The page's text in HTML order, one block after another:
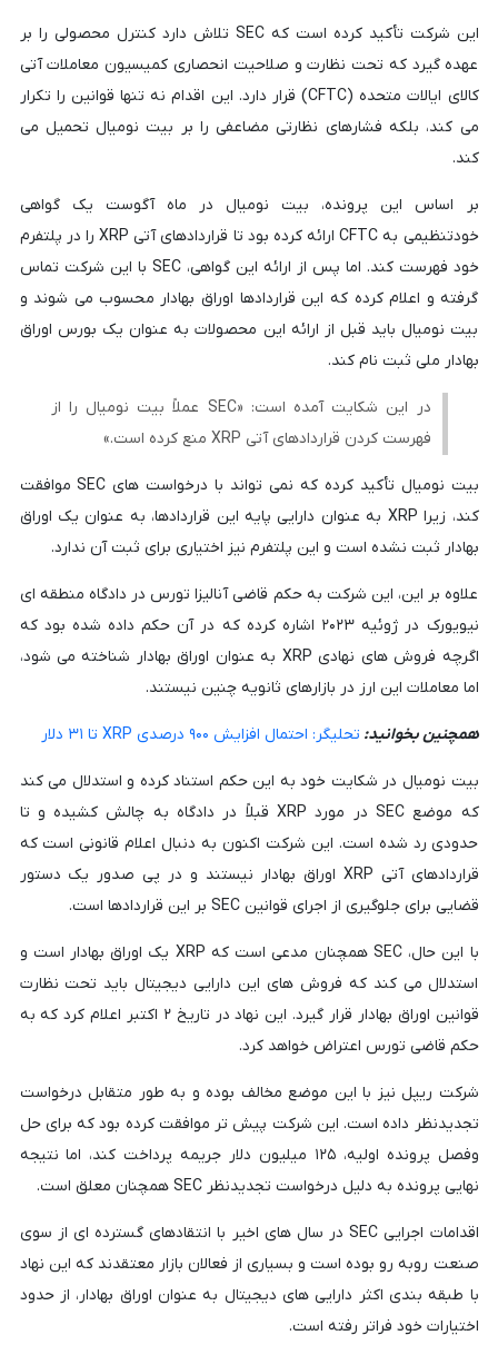
این شرکت تأکید کرده است که SEC تلاش دارد کنترل محصولی را بر
عهده گیرد که تحت نظارت و صلاحیت انحصاری کمیسیون معاملات آتی
کالای ایالات متحده (CFTC) قرار دارد. این اقدام نه تنها قوانین را تکرار
می کند، بلکه فشارهای نظارتی مضاعفی را بر بیت نومیال تحمیل می
کند.
بر اساس این پرونده، بیت نومیال در ماه آگوست یک گواهی
خودتنظیمی به CFTC ارائه کرده بود تا قراردادهای آتی XRP را در پلتفرم
خود فهرست کند. اما پس از ارائه این گواهی، SEC با این شرکت تماس
گرفته و اعلام کرده که این قراردادها اوراق بهادار محسوب می شوند و
بیت نومیال باید قبل از ارائه این محصولات به عنوان یک بورس اوراق
بهادار ملی ثبت نام کند.
در این شکایت آمده است: «SEC عملاً بیت نومیال را از
فهرست کردن قراردادهای آتی XRP منع کرده است.»
بیت نومیال تأکید کرده که نمی تواند با درخواست های SEC موافقت
کند، زیرا XRP به عنوان دارایی پایه این قراردادها، به عنوان یک اوراق
بهادار ثبت نشده است و این پلتفرم نیز اختیاری برای ثبت آن ندارد.
علاوه بر این، این شرکت به حکم قاضی آنالیزا تورس در دادگاه منطقه ای
نیویورک در ژوئیه ۲۰۲۳ اشاره کرده که در آن حکم داده شده بود که
اگرچه فروش های نهادی XRP به عنوان اوراق بهادار شناخته می شود،
اما معاملات این ارز در بازارهای ثانویه چنین نیستند.
همچنین بخوانید: تحلیگر: احتمال افزایش ۹۰۰ درصدی XRP تا ۳۱ دلار
بیت نومیال در شکایت خود به این حکم استناد کرده و استدلال می کند
که موضع SEC در مورد XRP قبلاً در دادگاه به چالش کشیده و تا
حدودی رد شده است. این شرکت اکنون به دنبال اعلام قانونی است که
قراردادهای آتی XRP اوراق بهادار نیستند و در پی صدور یک دستور
قضایی برای جلوگیری از اجرای قوانین SEC بر این قراردادها است.
با این حال، SEC همچنان مدعی است که XRP یک اوراق بهادار است و
استدلال می کند که فروش های این دارایی دیجیتال باید تحت نظارت
قوانین اوراق بهادار قرار گیرد. این نهاد در تاریخ ۲ اکتبر اعلام کرد که به
حکم قاضی تورس اعتراض خواهد کرد.
شرکت ریپل نیز با این موضع مخالف بوده و به طور متقابل درخواست
تجدیدنظر داده است. این شرکت پیش تر موافقت کرده بود که برای حل
وفصل پرونده اولیه، ۱۲۵ میلیون دلار جریمه پرداخت کند، اما نتیجه
نهایی پرونده به دلیل درخواست تجدیدنظر SEC همچنان معلق است.
اقدامات اجرایی SEC در سال های اخیر با انتقادهای گسترده ای از سوی
صنعت روبه رو بوده است و بسیاری از فعالان بازار معتقدند که این نهاد
با طبقه بندی اکثر دارایی های دیجیتال به عنوان اوراق بهادار، از حدود
اختیارات خود فراتر رفته است.